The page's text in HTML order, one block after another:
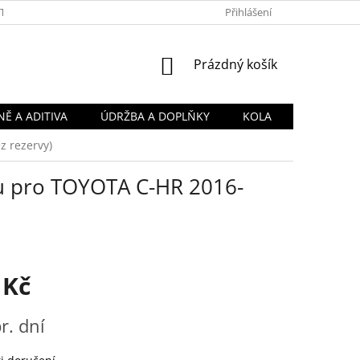
PODMÍNKY OCHRANY OSOBNÍCH
Přihlášení
NÁKUPNÍ
Prázdný košík
A ADITIVA ÚDRŽBA A DOPLŇKY
KOLA
rezervy)
TOYOTA C-HR 2016-
dní